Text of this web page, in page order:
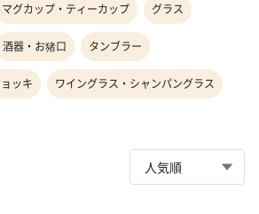
マグカップ・ティーカップ グラス
酒器・お猪口 タンブラー
ッキ ワイングラス・シャンパングラス